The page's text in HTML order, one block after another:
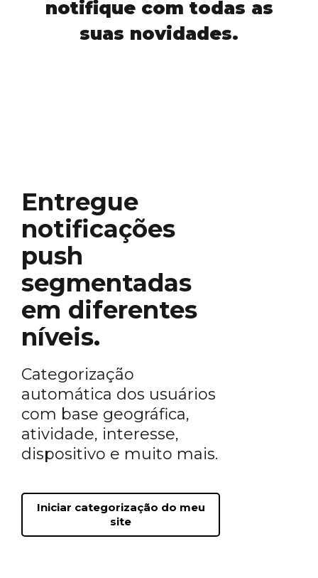
notifique com todas as
suas novidades.
Entregue
notificações
push
segmentadas
em diferentes
níveis.
Categorização
automática dos usuários
com base geográfica,
atividade, interesse,
dispositivo e muito mais.
Iniciar categorização do meu
site